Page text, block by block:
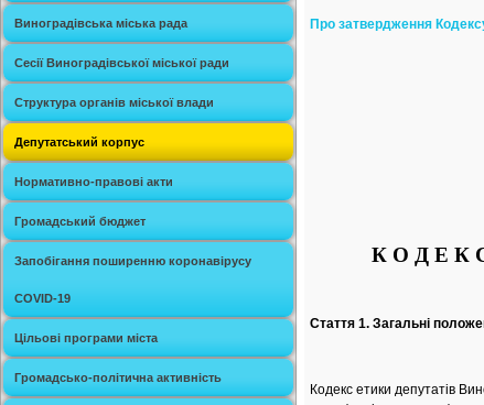
Виноградівська міська рада
Сесії Виноградівської міської ради
Структура органів міської влади
Депутатський корпус
Нормативно-правові акти
Громадський бюджет
Запобігання поширенню коронавірусу
COVID-19
Цільові програми міста
Громадсько-політична активність
Про затвердження
К О Д Е К
Стаття 1. Загальні
Кодекс етики депутатів